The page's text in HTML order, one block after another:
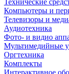
Технические
Компьютеры и
Телевизоры и
Аудиотехника
Фото- и видио
Мультимедийные
Оргтехника
Комплекты
Интерактивное